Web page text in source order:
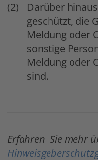
Darüber
geschützt, die
Meldung oder
sonstige
Meldung oder
sind.
Erfahren Sie mehr